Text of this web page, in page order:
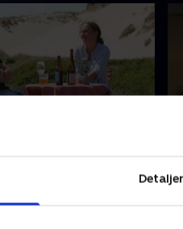
Detaljer
sine breve og håber,
har skrevet til